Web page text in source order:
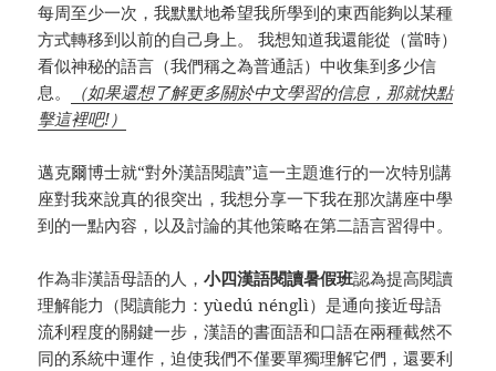
每周至少一次，我默默地希望我所學到的東西能夠以某種
方式轉移到以前的自己身上。 我想知道我還能從（當時）
看似神秘的語言（我們稱之為普通話）中收集到多少信
息。
（如果還想了解更多關於中文學習的信息，那就快點
擊這裡吧!）
邁克爾博士就“對外漢語閱讀”這一主題進行的一次特別講
座對我來說真的很突出，我想分享一下我在那次講座中學
到的一點內容，以及討論的其他策略在第二語言習得中。
作為非漢語母語的人，小四漢語閱讀暑假班認為提高閱讀
理解能力（閱讀能力：yùedú nénglì）是通向接近母語
流利程度的關鍵一步，漢語的書面語和口語在兩種截然不
同的系統中運作，迫使我們不僅要單獨理解它們，還要利